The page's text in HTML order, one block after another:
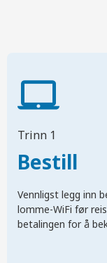
Trinn 1
Bestill
Vennligst legg inn
lomme-WiFi før
betalingen for å